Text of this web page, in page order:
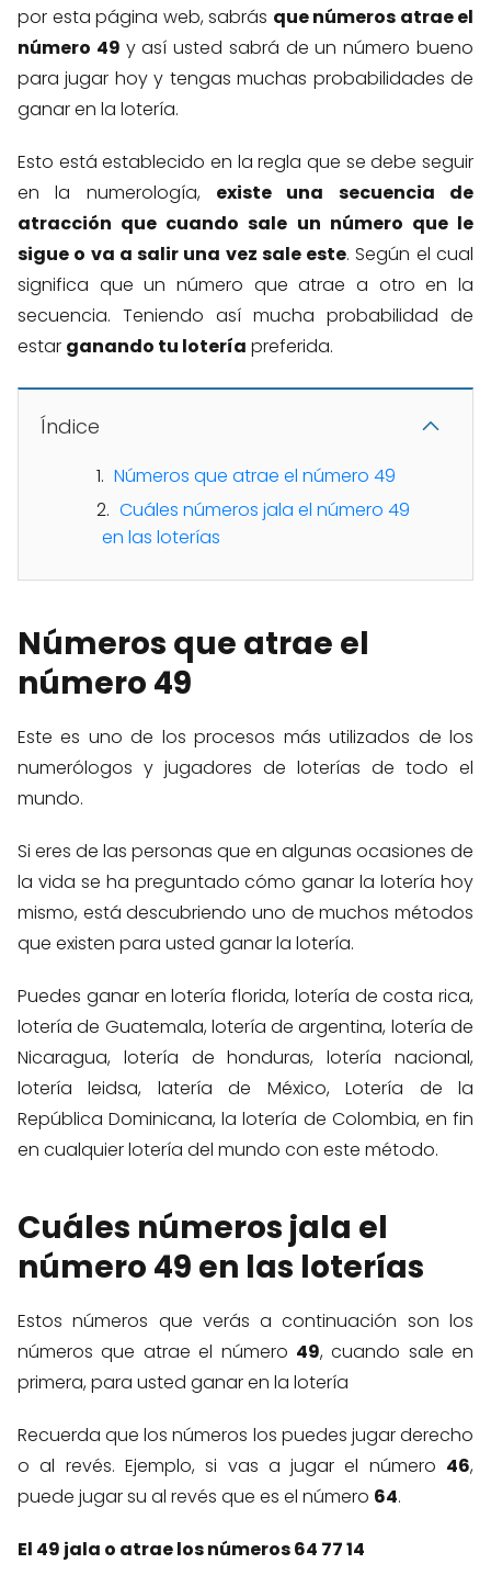
por esta página web, sabrás que números atrae el
número 49 y así usted sabrá de un número bueno
para jugar hoy y tengas muchas probabilidades de
ganar en la lotería.
Esto está establecido en la regla que se debe seguir
en la numerología, existe una secuencia de
atracción que cuando sale un número que le
sigue o va a salir una vez sale este. Según el cual
significa que un número que atrae a otro en la
secuencia. Teniendo así mucha probabilidad de
estar ganando tu lotería preferida.
Índice
Números que atrae el número 49
Cuáles números jala el número 49
en las loterías
Números que atrae el
número 49
Este es uno de los procesos más utilizados de los
numerólogos y jugadores de loterías de todo el
mundo.
Si eres de las personas que en algunas ocasiones de
la vida se ha preguntado cómo ganar la lotería hoy
mismo, está descubriendo uno de muchos métodos
que existen para usted ganar la lotería.
Puedes ganar en lotería florida, lotería de costa rica,
lotería de Guatemala, lotería de argentina, lotería de
Nicaragua, lotería de honduras, lotería nacional,
lotería leidsa, latería de México, Lotería de la
República Dominicana, la lotería de Colombia, en fin
en cualquier lotería del mundo con este método.
Cuáles números jala el
número 49 en las loterías
Estos números que verás a continuación son los
números que atrae el número 49, cuando sale en
primera, para usted ganar en la lotería
Recuerda que los números los puedes jugar derecho
o al revés. Ejemplo, si vas a jugar el número 46,
puede jugar su al revés que es el número 64.
El 49 jala o atrae los números 64 77 14